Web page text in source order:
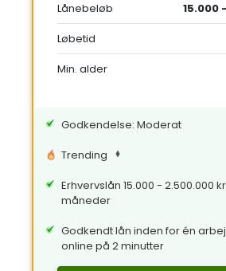
Lånebeløb
15.000
Løbetid
Min. alder
Godkendelse: Moderat
Trending
Erhvervslån 15.000 - 2.500.000
måneder
Godkendt lån inden for én
online på 2 minutter